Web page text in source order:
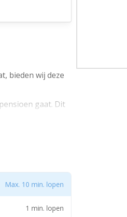
bieden wij deze
gaat. Dit
de
HEMA,
vele
Max. 10 min. lopen
1 min. lopen